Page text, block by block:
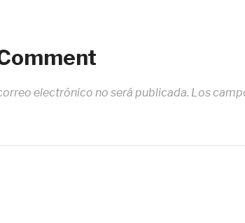
electrónico no será publicada. Los